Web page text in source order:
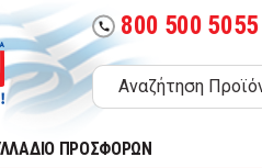
call 800 500 5055
ΠΡΟΣΦΟΡΩΝ